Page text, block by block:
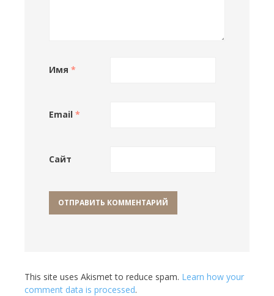
Имя *
Email *
Сайт
This site uses Akismet to reduce spam. Learn how your
comment data is processed.